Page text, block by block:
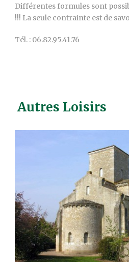
Différentes formules sont
!!! La seule contrainte est de
Tél. : 06.82.95.41.76
Autres Loisirs